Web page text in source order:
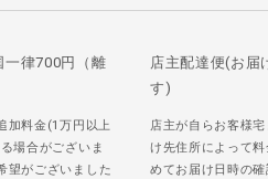
律700円（離
加料金(1万円以上
場合がございま
望がございました
店主配達便(お届
す)
店主が自らお客様
け先住所によって
めてお届け日時の